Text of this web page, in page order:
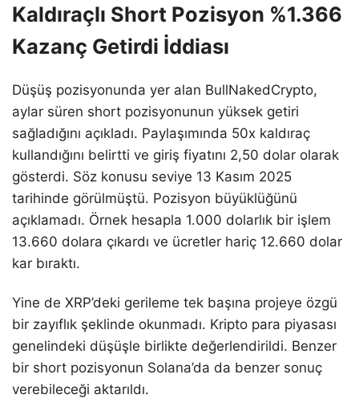
Kaldıraçlı Short Pozisyon %1.366
Kazanç Getirdi İddiası
Düşüş pozisyonunda yer alan BullNakedCrypto,
aylar süren short pozisyonunun yüksek getiri
sağladığını açıkladı. Paylaşımında 50x kaldıraç
kullandığını belirtti ve giriş fiyatını 2,50 dolar olarak
gösterdi. Söz konusu seviye 13 Kasım 2025
tarihinde görülmüştü. Pozisyon büyüklüğünü
açıklamadı. Örnek hesapla 1.000 dolarlık bir işlem
13.660 dolara çıkardı ve ücretler hariç 12.660 dolar
kar bıraktı.
Yine de XRP’deki gerileme tek başına projeye özgü
bir zayıflık şeklinde okunmadı. Kripto para piyasası
genelindeki düşüşle birlikte değerlendirildi. Benzer
bir short pozisyonun Solana’da da benzer sonuç
verebileceği aktarıldı.